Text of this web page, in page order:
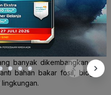
ternak yanghasilnya berupa
dihasilkan dari tanaman,
singkong yang hasilnya
banyak dikembangkannih
bahan bakar fosil, biogas